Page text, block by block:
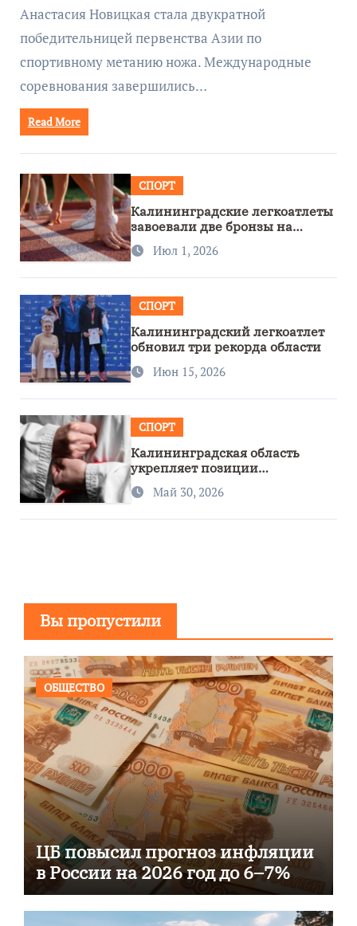
Анастасия Новицкая стала двукратной
победительницей первенства Азии по
спортивному метанию ножа. Международные
соревнования завершились…
Read More
СПОРТ
Калининградские легкоатлеты
завоевали две бронзы на
первенстве России
Июл 1, 2026
СПОРТ
Калининградский легкоатлет
обновил три рекорда области
Июн 15, 2026
СПОРТ
Калининградская область
укрепляет позиции
спортивного региона
Май 30, 2026
Вы пропустили
ОБЩЕСТВО
ЦБ повысил прогноз инфляции
в России на 2026 год до 6–7%